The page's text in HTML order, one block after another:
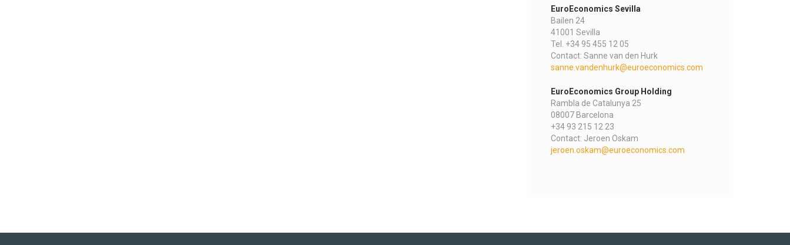
EuroEconomics Sevilla
Bailen 24
41001 Sevilla
Tel. +34 95 455 12 05
Contact: Sanne van den Hurk
sanne.vandenhurk@euroeconomics.com
EuroEconomics Group Holding
Rambla de Catalunya 25
08007 Barcelona
+34 93 215 12 23
Contact: Jeroen Oskam
jeroen.oskam@euroeconomics.com